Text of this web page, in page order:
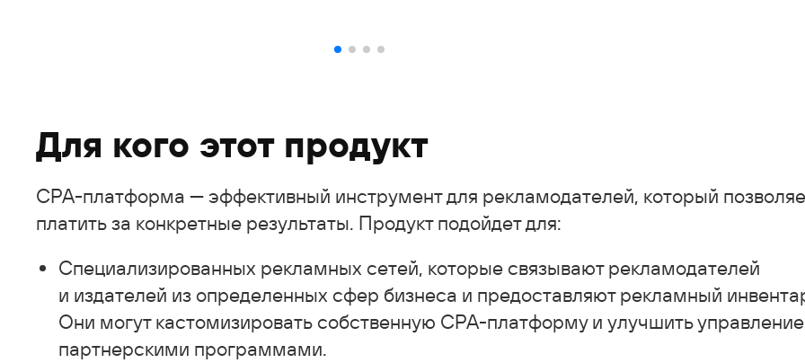
Для кого этот продукт
СРА-платформа — эффективный инструмент для рекламодателей, который
платить за конкретные результаты. Продукт подойдет для:
Специализированных рекламных сетей, которые связывают рекламодателей
и издателей из определенных сфер бизнеса и предоставляют рекламный
Они могут кастомизировать собственную СРА-платформу и улучшить управление
партнерскими программами.